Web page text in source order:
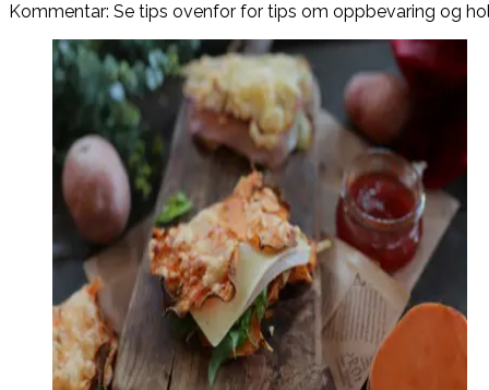
Kommentar: Se tips ovenfor for tips om oppbevaring og